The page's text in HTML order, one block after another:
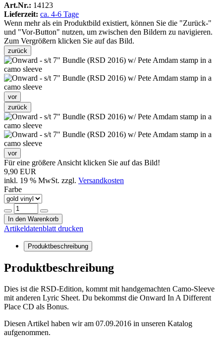
Art.Nr.: 14123
Lieferzeit: ca. 4-6 Tage
Wenn mehr als ein Produktbild existiert, können Sie die "Zurück-"
und "Vor-Button" nutzen, um zwischen den Bildern zu navigieren.
Zum Vergrößern klicken Sie auf das Bild.
zurück
vor
zurück
vor
Für eine größere Ansicht klicken Sie auf das Bild!
9,90 EUR
inkl. 19 % MwSt. zzgl. Versandkosten
Farbe
In den Warenkorb
Artikeldatenblatt drucken
Produktbeschreibung
Produktbeschreibung
Dies ist die RSD-Edition, kommt mit handgemachten Camo-Sleeve
mit anderen Lyric Sheet. Du bekommst die Onward In A Different
Place CD als Bonus.
Diesen Artikel haben wir am 07.09.2016 in unseren Katalog
aufgenommen.